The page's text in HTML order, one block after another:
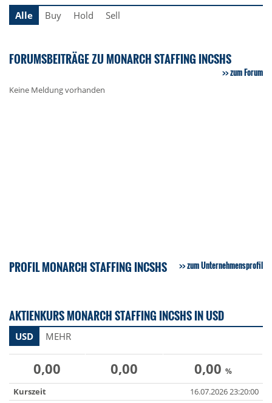
Alle Buy Hold Sell
FORUMSBEITRÄGE ZU MONARCH STAFFING INCSHS
zum Forum
Keine Meldung vorhanden
PROFIL MONARCH STAFFING INCSHS zum Unternehmensprofil
AKTIENKURS MONARCH STAFFING INCSHS IN USD
USD MEHR
0,00 0,00 0,00 %
Kurszeit 16.07.2026 23:20:00